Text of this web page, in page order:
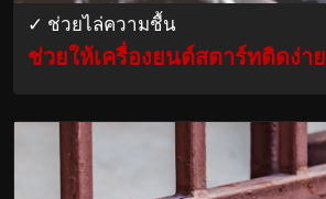
✓ ช่วยไล่ความชื้น
ช่วยให้เครื่องยนต์สตาร์ทติดง่าย